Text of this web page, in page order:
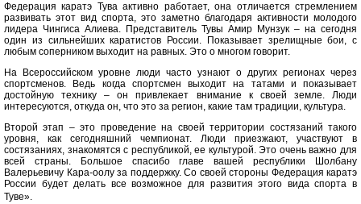
Федерация каратэ Тува активно работает, она отличается стремлением
развивать этот вид спорта, это заметно благодаря активности молодого
лидера Чингиса Алиева. Представитель Тувы Амир Мунзук – на сегодня
один из сильнейших каратистов России. Показывает зрелищные бои, с
любым соперником выходит на равных. Это о многом говорит.
На Всероссийском уровне люди часто узнают о других регионах через
спортсменов. Ведь когда спортсмен выходит на татами и показывает
достойную технику – он привлекает внимание к своей земле. Люди
интересуются, откуда он, что это за регион, какие там традиции, культура.
Второй этап – это проведение на своей территории состязаний такого
уровня, как сегодняшний чемпионат. Люди приезжают, участвуют в
состязаниях, знакомятся с республикой, ее культурой. Это очень важно для
всей страны. Большое спасибо главе вашей республики Шолбану
Валерьевичу Кара-оолу за поддержку. Со своей стороны Федерация каратэ
России будет делать все возможное для развития этого вида спорта в
Туве».